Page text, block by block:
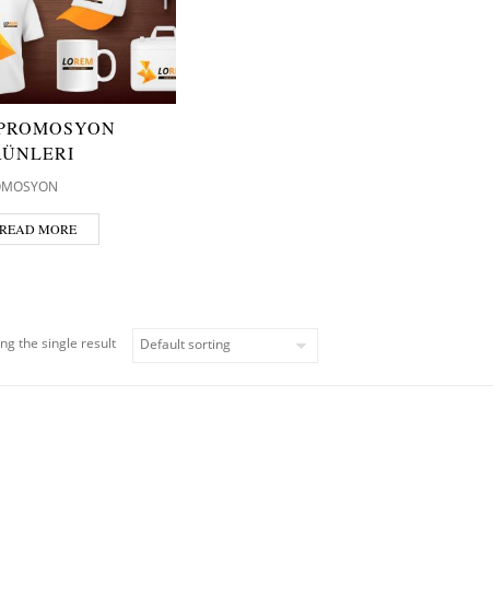
READ MORE
the single result